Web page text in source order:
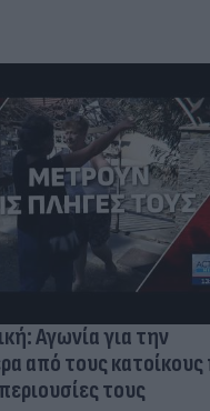
Αγωνία για την
από τους
τους